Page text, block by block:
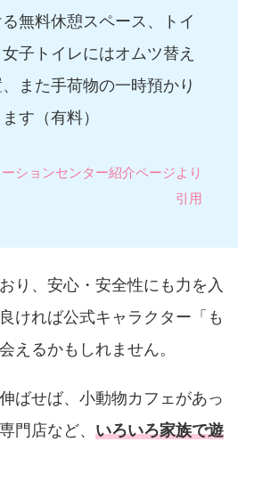
無料休憩スペース、トイ
子トイレにはオムツ替え
また手荷物の一時預かり
す（有料）
ションセンター紹介ページより
引用
り、安心・安全性にも力を入
ければ公式キャラクター「も
えるかもしれません。
ばせば、小動物カフェがあっ
門店など、 いろいろ家族で遊